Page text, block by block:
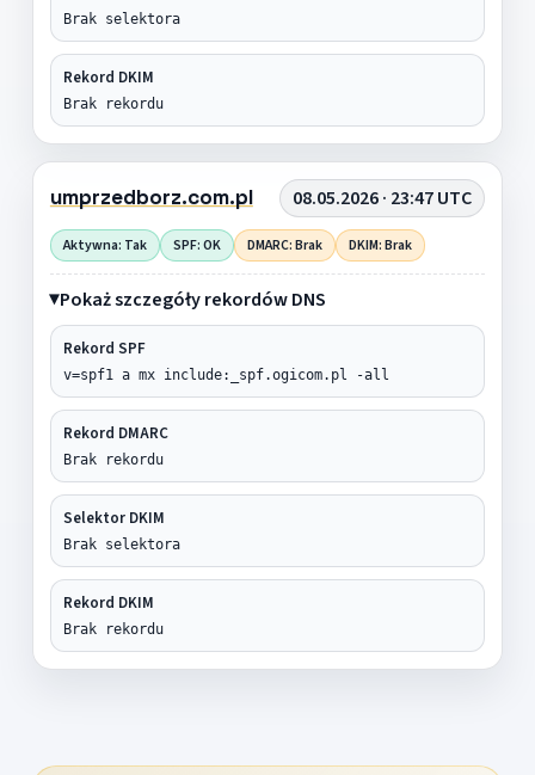
Brak selektora
Rekord DKIM
Brak rekordu
umprzedborz.com.pl 08.05.2026 · 23:47 UTC
Aktywna: Tak SPF: OK DMARC: Brak DKIM: Brak
Pokaż szczegóły rekordów DNS
Rekord SPF
v=spf1 a mx include:_spf.ogicom.pl -all
Rekord DMARC
Brak rekordu
Selektor DKIM
Brak selektora
Rekord DKIM
Brak rekordu